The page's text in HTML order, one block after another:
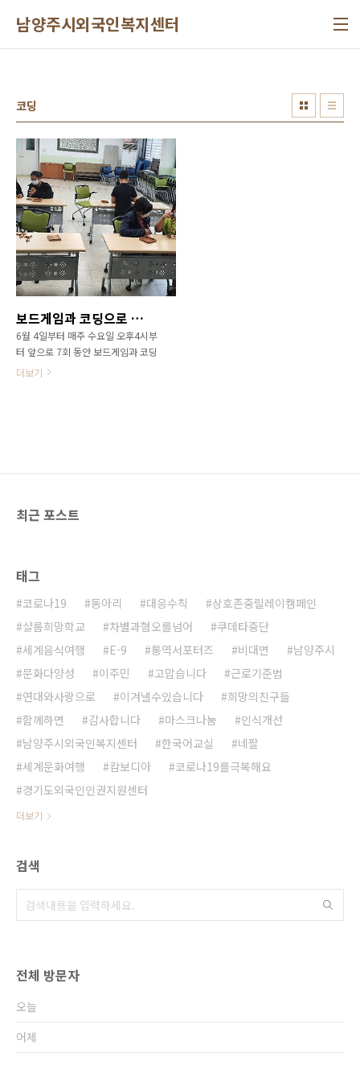
남양주시외국인복지센터
코딩
보드게임과 코딩으로 놀아요!
6월 4일부터 매주 수요일 오후4시부
터 앞으로 7회 동안 보드게임과 코딩
으로 즐거운 시간을 가지게 됩니다.
더보기
최근 포스트
태그
코로나19 동아리 대응수칙
상호존중릴레이캠페인
샬롬희망학교
차별과혐오를넘어
쿠데타중단
세계음식여행
E-9 통역서포터즈 비대면
남양주시
문화다양성
이주민 고맙습니다
근로기준법
연대와사랑으로
이겨낼수있습니다
희망의친구들
함께하면
감사합니다 마스크나눔
인식개선
남양주시외국인복지센터
한국어교실
네팔
세계문화여행
캄보디아
코로나19를극복해요
경기도외국인인권지원센터
더보기
검색
전체 방문자
오늘
어제